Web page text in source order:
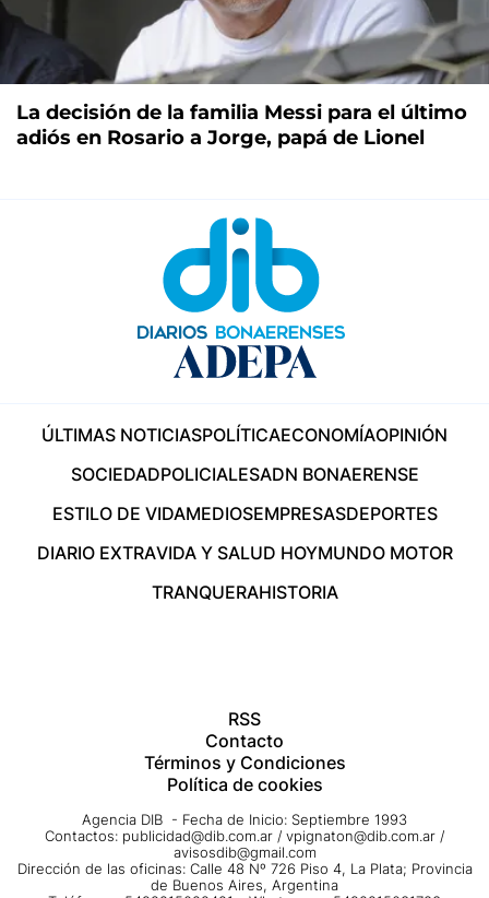
La decisión de la familia Messi para el último
adiós en Rosario a Jorge, papá de Lionel
ÚLTIMAS NOTICIASPOLÍTICAECONOMÍAOPINIÓN
SOCIEDADPOLICIALESADN BONAERENSE
ESTILO DE VIDAMEDIOSEMPRESASDEPORTES
DIARIO EXTRAVIDA Y SALUD HOYMUNDO MOTOR
TRANQUERAHISTORIA
RSS
Contacto
Términos y Condiciones
Política de cookies
Agencia DIB - Fecha de Inicio: Septiembre 1993
Contactos: publicidad@dib.com.ar / vpignaton@dib.com.ar /
avisosdib@gmail.com
Dirección de las oficinas: Calle 48 Nº 726 Piso 4, La Plata; Provincia
de Buenos Aires, Argentina